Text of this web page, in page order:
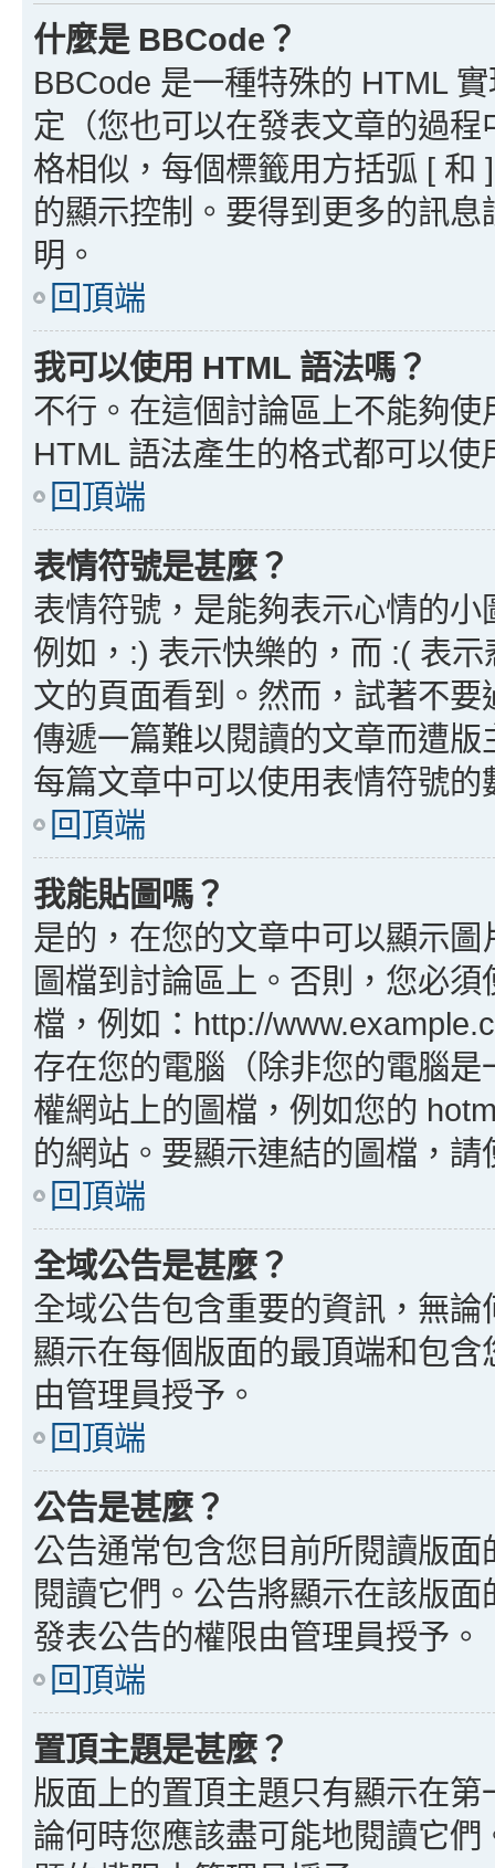
什麼是 BBCode？
BBCode 是一種特殊的 HTML
定（您也可以在發表文章的過
格相似，每個標籤用方括弧 [ 和
的顯示控制。要得到更多的訊
明。
回頂端
我可以使用 HTML 語法嗎？
不行。在這個討論區上不能夠
HTML 語法產生的格式都可以
回頂端
表情符號是甚麼？
表情符號，是能夠表示心情的
例如，:) 表示快樂的，而 :( 表
文的頁面看到。然而，試著不
傳遞一篇難以閱讀的文章而遭
每篇文章中可以使用表情符號的
回頂端
我能貼圖嗎？
是的，在您的文章中可以顯示
圖檔到討論區上。否則，您必
檔，例如：http://
存在您的電腦（除非您的電腦
權網站上的圖檔，例如您的
的網站。要顯示連結的圖檔，
回頂端
全域公告是甚麼？
全域公告包含重要的資訊，無
顯示在每個版面的最頂端和包
由管理員授予。
回頂端
公告是甚麼？
公告通常包含您目前所閱讀版
閱讀它們。公告將顯示在該版
發表公告的權限由管理員授予。
回頂端
置頂主題是甚麼？
版面上的置頂主題只有顯示在
論何時您應該盡可能地閱讀它